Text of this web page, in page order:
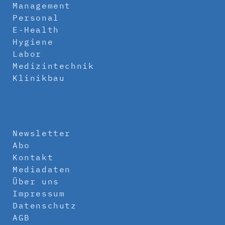
Management
Personal
E-Health
Hygiene
Labor
Medizintechnik
Klinikbau
Newsletter
Abo
Kontakt
Mediadaten
Über uns
Impressum
Datenschutz
AGB